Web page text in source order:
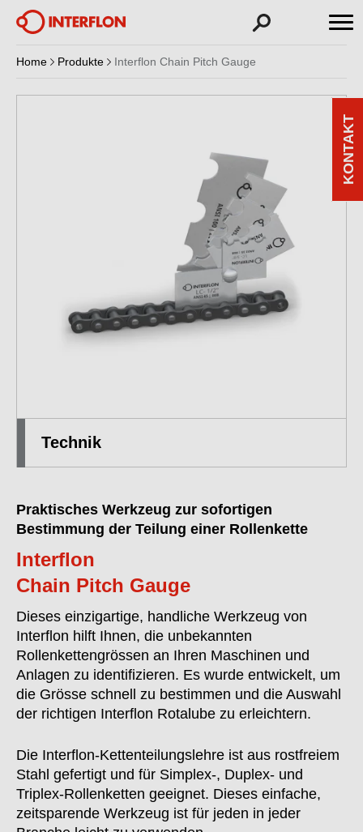
Home Produkte Interflon Chain Pitch Gauge
Technik
Praktisches Werkzeug zur sofortigen
Bestimmung der Teilung einer Rollenkette
Interflon
Chain Pitch Gauge
Dieses einzigartige, handliche Werkzeug von
Interflon hilft Ihnen, die unbekannten
Rollenkettengrössen an Ihren Maschinen und
Anlagen zu identifizieren. Es wurde entwickelt, um
die Grösse schnell zu bestimmen und die Auswahl
der richtigen Interflon Rotalube zu erleichtern.
Die Interflon-Kettenteilungslehre ist aus rostfreiem
Stahl gefertigt und für Simplex-, Duplex- und
Triplex-Rollenketten geeignet. Dieses einfache,
zeitsparende Werkzeug ist für jeden in jeder
KONTAKT